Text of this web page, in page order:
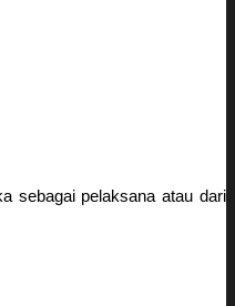
sebagai pelaksana atau dari